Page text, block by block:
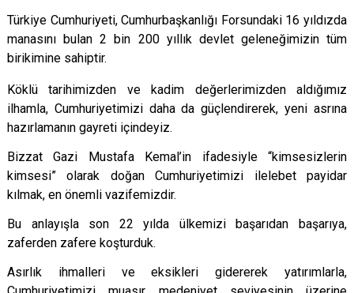
Türkiye Cumhuriyeti, Cumhurbaşkanlığı Forsundaki 16 yıldızda
manasını bulan 2 bin 200 yıllık devlet geleneğimizin tüm
birikimine sahiptir.
Köklü tarihimizden ve kadim değerlerimizden aldığımız
ilhamla, Cumhuriyetimizi daha da güçlendirerek, yeni asrına
hazırlamanın gayreti içindeyiz.
Bizzat Gazi Mustafa Kemal’in ifadesiyle “kimsesizlerin
kimsesi” olarak doğan Cumhuriyetimizi ilelebet payidar
kılmak, en önemli vazifemizdir.
Bu anlayışla son 22 yılda ülkemizi başarıdan başarıya,
zaferden zafere koşturduk.
Asırlık ihmalleri ve eksikleri gidererek yatırımlarla,